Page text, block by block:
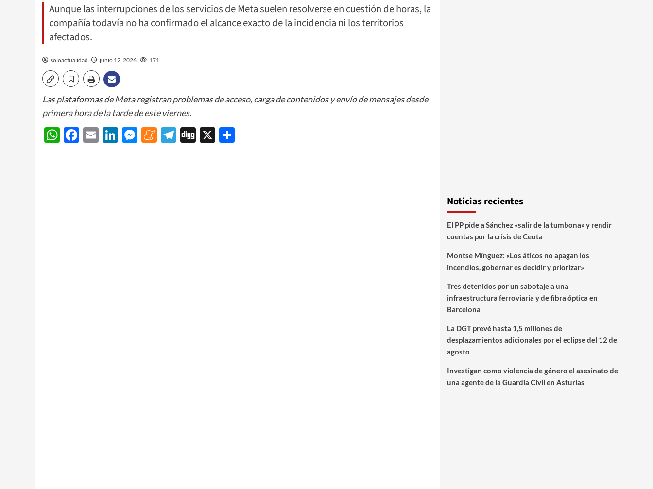
Aunque las interrupciones de los servicios de Meta suelen resolverse en cuestión de horas, la
compañía todavía no ha confirmado el alcance exacto de la incidencia ni los territorios
afectados.
soloactualidad junio 12, 2026 171
Las plataformas de Meta registran problemas de acceso, carga de contenidos y envío de mensajes desde
primera hora de la tarde de este viernes.
WhatsApp
Facebook
EmailLinkedIn
Messenger
Meneame
Telegram
Digg
X
Noticias recientes
El PP pide a Sánchez «salir de la tumbona» y rendir
cuentas por la crisis de Ceuta
Montse Mínguez: «Los áticos no apagan los
incendios, gobernar es decidir y priorizar»
Tres detenidos por un sabotaje a una
infraestructura ferroviaria y de fibra óptica en
Barcelona
La DGT prevé hasta 1,5 millones de
desplazamientos adicionales por el eclipse del 12 de
agosto
Investigan como violencia de género el asesinato de
una agente de la Guardia Civil en Asturias